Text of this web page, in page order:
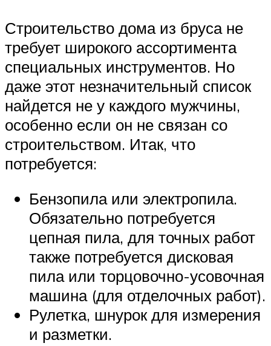
Строительство дома из бруса не
требует широкого ассортимента
специальных инструментов. Но
даже этот незначительный список
найдется не у каждого мужчины,
особенно если он не связан со
строительством. Итак, что
потребуется:
Бензопила или электропила.
Обязательно потребуется
цепная пила, для точных работ
также потребуется дисковая
пила или торцовочно-усовочная
машина (для отделочных работ).
Рулетка, шнурок для измерения
и разметки.